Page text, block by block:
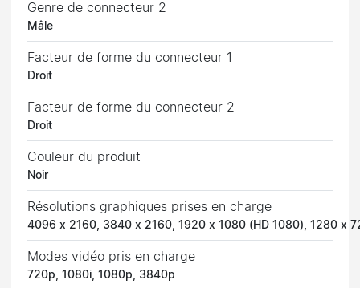
Genre de connecteur 2
Mâle
Facteur de forme du connecteur 1
Droit
Facteur de forme du connecteur 2
Droit
Couleur du produit
Noir
Résolutions graphiques prises en charge
4096 x 2160, 3840 x 2160, 1920 x 1080 (HD 1080), 1280 x
Modes vidéo pris en charge
720p, 1080i, 1080p, 3840p